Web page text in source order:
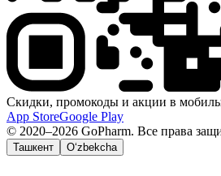
Скидки, промокоды и акции в
App StoreGoogle Play
© 2020–2026 GoPharm. Все права
Ташкент O‘zbekcha